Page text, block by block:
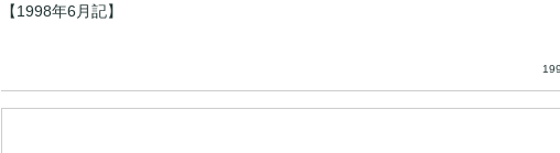
【1998年6月記】